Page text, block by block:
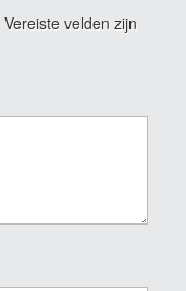
Vereiste velden zijn